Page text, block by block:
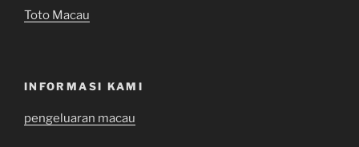
Toto Macau
INFORMASI KAMI
pengeluaran macau